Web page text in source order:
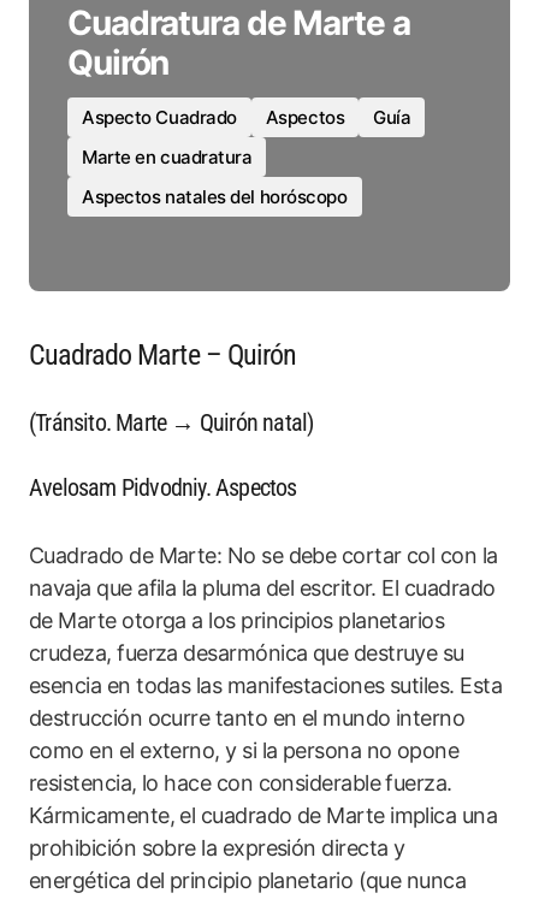
Cuadratura de Marte a
Quirón
Aspecto Cuadrado Aspectos
Guía
Marte en cuadratura
Aspectos natales del horóscopo
Cuadrado Marte – Quirón
(Tránsito. Marte → Quirón natal)
Avelosam Pidvodniy. Aspectos
Cuadrado de Marte: No se debe cortar col con la
navaja que afila la pluma del escritor. El cuadrado
de Marte otorga a los principios planetarios
crudeza, fuerza desarmónica que destruye su
esencia en todas las manifestaciones sutiles. Esta
destrucción ocurre tanto en el mundo interno
como en el externo, y si la persona no opone
resistencia, lo hace con considerable fuerza.
Kármicamente, el cuadrado de Marte implica una
prohibición sobre la expresión directa y
energética del principio planetario (que nunca